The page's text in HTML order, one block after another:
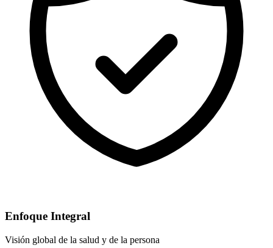
Enfoque Integral
Visión global de la salud y de la persona